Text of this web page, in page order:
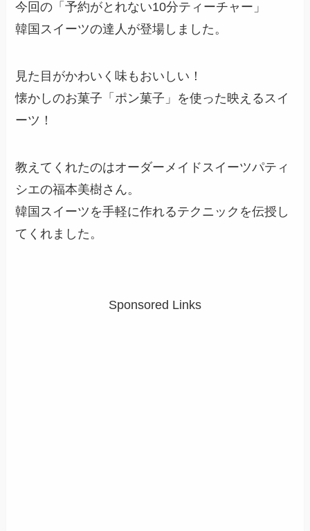
今回の「予約がとれない10分ティーチャー」
韓国スイーツの達人が登場しました。
見た目がかわいく味もおいしい！
懐かしのお菓子「ポン菓子」を使った映えるスイ
ーツ！
教えてくれたのはオーダーメイドスイーツパティ
シエの福本美樹さん。
韓国スイーツを手軽に作れるテクニックを伝授し
てくれました。
Sponsored Links